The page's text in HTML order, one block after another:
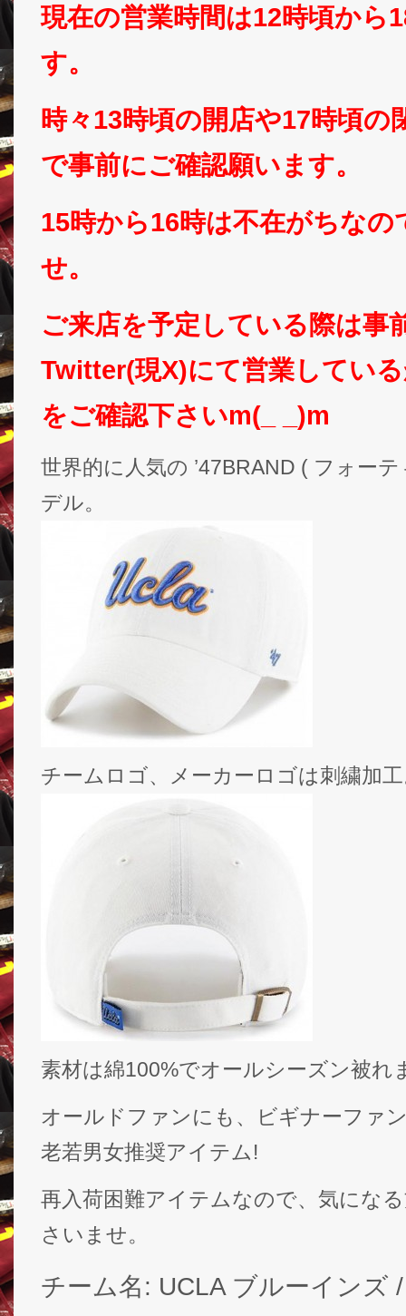
現在の営業時間は12時頃から
す。
時々13時頃の開店や17時頃の
で事前にご確認願います。
15時から16時は不在がちなの
せ。
ご来店を予定している際は事
Twitter(現X)にて営業してい
をご確認下さいm(_ _)m
世界的に人気の ’47BRAND ( フォー
デル。
チームロゴ、メーカーロゴは刺繍加
素材は綿100%でオールシーズン被れ
オールドファンにも、ビギナーファ
老若男女推奨アイテム!
再入荷困難アイテムなので、気にな
さいませ。
チーム名: UCLA ブルーインズ